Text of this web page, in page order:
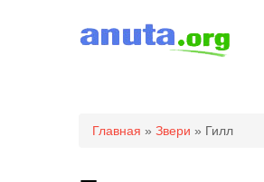
Вы здесь
Главная » Звери » Гилл